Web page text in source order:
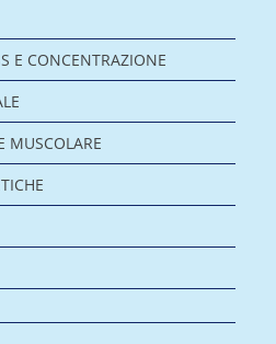
E CONCENTRAZIONE
MUSCOLARE